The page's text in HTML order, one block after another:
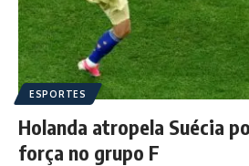
ESPORTES
Holanda atropela Suécia
força no grupo F